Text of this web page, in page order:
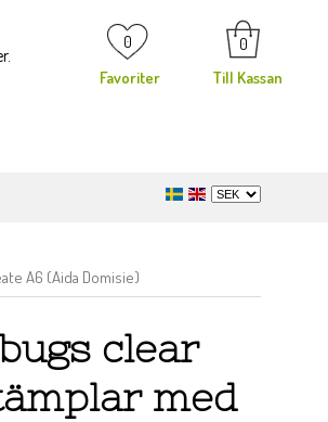
0
Favoriter
0
Till Kassan
A6 (Aida Domisie)
clear
med